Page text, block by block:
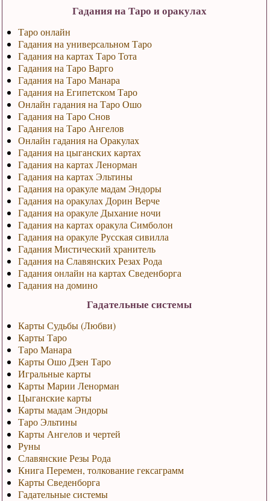
Гадания на Таро и оракулах
Таро онлайн
Гадания на универсальном Таро
Гадания на картах Таро Тота
Гадания на Таро Варго
Гадания на Таро Манара
Гадания на Египетском Таро
Онлайн гадания на Таро Ошо
Гадания на Таро Снов
Гадания на Таро Ангелов
Онлайн гадания на Оракулах
Гадания на цыганских картах
Гадания на картах Ленорман
Гадания на картах Эльтины
Гадания на оракуле мадам Эндоры
Гадания на оракулах Дорин Верче
Гадания на оракуле Дыхание ночи
Гадания на картах оракула Симболон
Гадания на оракуле Русская сивилла
Гадания Мистический хранитель
Гадания на Славянских Резах Рода
Гадания онлайн на картах Сведенборга
Гадания на домино
Гадательные системы
Карты Судьбы (Любви)
Карты Таро
Таро Манара
Карты Ошо Дзен Таро
Игральные карты
Карты Марии Ленорман
Цыганские карты
Карты мадам Эндоры
Таро Эльтины
Карты Ангелов и чертей
Руны
Славянские Резы Рода
Книга Перемен, толкование гексаграмм
Карты Сведенборга
Гадательные системы